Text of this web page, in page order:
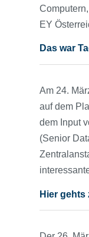
EY
Das war
Am 24.
auf dem
dem Input
(Senior
Hier gehts